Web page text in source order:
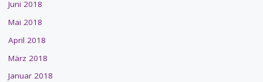
Juni 2018
Mai 2018
April 2018
März 2018
Januar 2018